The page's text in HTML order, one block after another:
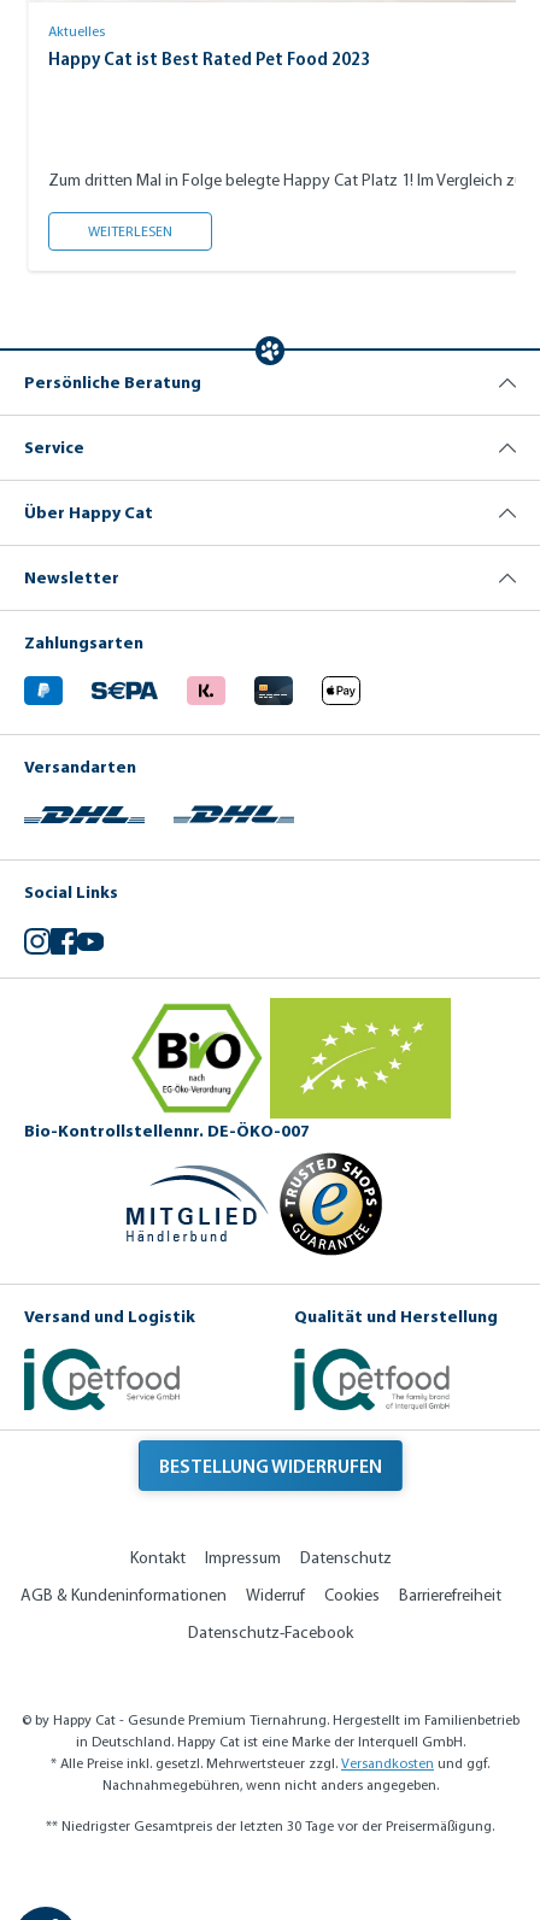
Aktuelles
Happy Cat ist Best Rated Pet Food 2023
Zum dritten Mal in Folge belegte Happy Cat Platz 1! Im Vergleich zu
WEITERLESEN
Persönliche Beratung
Service
Über Happy Cat
Newsletter
Zahlungsarten
Versandarten
Social Links
Instagram
Facebook
YouTube
Bio-Kontrollstellennr. DE-ÖKO-007
Versand und Logistik Qualität und Herstellung
BESTELLUNG WIDERRUFEN
Kontakt Impressum
Datenschutz
AGB & Kundeninformationen
Widerruf Cookies
Barrierefreiheit
Datenschutz-Facebook
© by Happy Cat - Gesunde Premium Tiernahrung. Hergestellt im Familienbetrieb
in Deutschland. Happy Cat ist eine Marke der Interquell GmbH.
* Alle Preise inkl. gesetzl. Mehrwertsteuer zzgl. Versandkosten und ggf.
Nachnahmegebühren, wenn nicht anders angegeben.
** Niedrigster Gesamtpreis der letzten 30 Tage vor der Preisermäßigung.